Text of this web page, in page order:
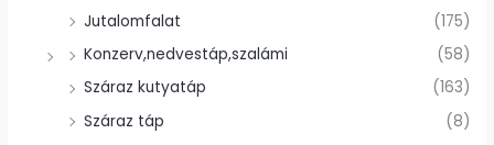
Jutalomfalat
(175)
Konzerv,nedvestáp,szalámi
(58)
Száraz kutyatáp
(163)
Száraz táp
(8)